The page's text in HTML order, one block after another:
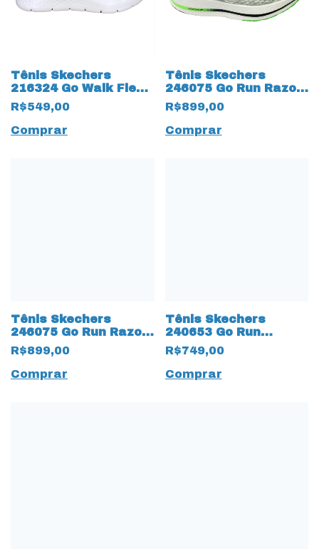
Tênis Skechers
216324 Go Walk Flex
Hands Up Slip On
17721 Cinza
R$549,00
Comprar
Tênis Skechers
246075 Go Run Razor
4 Arch Fit 16378
Branco Pérola
R$899,00
Comprar
Tênis Skechers
246075 Go Run Razor
4 Arch Fit sola 16377
Goodyear
R$899,00
Comprar
Tênis Skechers
240653 Go Run
Persistence 16376
Carbon Infused
R$749,00
Comprar